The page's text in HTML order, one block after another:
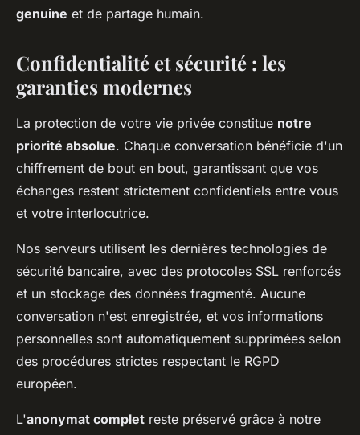
genuine et de partage humain.
Confidentialité et sécurité : les
garanties modernes
La protection de votre vie privée constitue notre
priorité absolue. Chaque conversation bénéficie d'un
chiffrement de bout en bout, garantissant que vos
échanges restent strictement confidentiels entre vous
et votre interlocutrice.
Nos serveurs utilisent les dernières technologies de
sécurité bancaire, avec des protocoles SSL renforcés
et un stockage des données fragmenté. Aucune
conversation n'est enregistrée, et vos informations
personnelles sont automatiquement supprimées selon
des procédures strictes respectant le RGPD
européen.
L'anonymat complet reste préservé grâce à notre